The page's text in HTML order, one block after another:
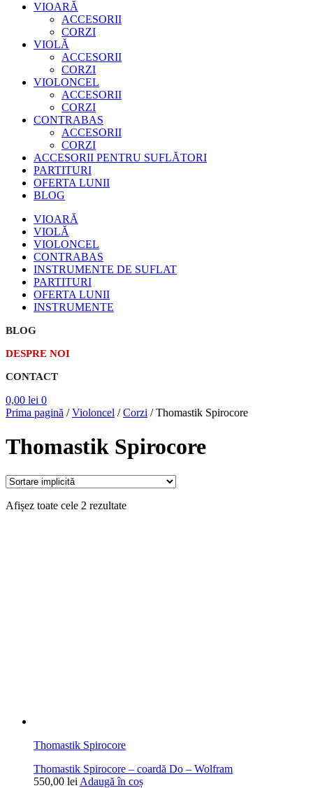
VIOARĂ
ACCESORII
CORZI
VIOLĂ
ACCESORII
CORZI
VIOLONCEL
ACCESORII
CORZI
CONTRABAS
ACCESORII
CORZI
ACCESORII PENTRU SUFLĂTORI
PARTITURI
OFERTA LUNII
BLOG
VIOARĂ
VIOLĂ
VIOLONCEL
CONTRABAS
INSTRUMENTE DE SUFLAT
PARTITURI
OFERTA LUNII
INSTRUMENTE
BLOG
DESPRE NOI
CONTACT
0,00 lei 0
Prima pagină /Violoncel /Corzi /Thomastik Spirocore
Thomastik Spirocore
Afișez toate cele 2 rezultate
Thomastik Spirocore
Thomastik Spirocore – coardă Do – Wolfram
550,00 lei Adaugă în coș